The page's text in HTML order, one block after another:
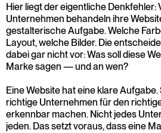
Hier liegt der eigentliche Denkfehler:
Unternehmen behandeln ihre
gestalterische Aufgabe. Welche
Layout, welche Bilder. Die
dabei gar nicht vor: Was soll diese
Marke sagen — und an wen?
Eine Website hat eine klare Aufgabe.
richtige Unternehmen für den
erkennbar machen. Nicht jedes
jeden. Das setzt voraus, dass eine